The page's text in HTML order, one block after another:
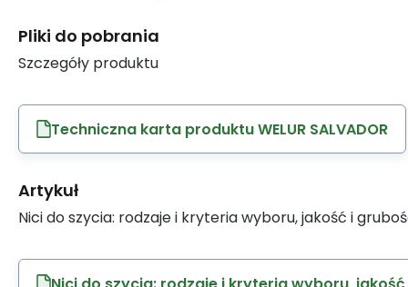
Pliki do pobrania
Szczegóły produktu
Techniczna karta produktu WELUR SALVADOR
Artykuł
Nici do szycia: rodzaje i kryteria wyboru, jakość i